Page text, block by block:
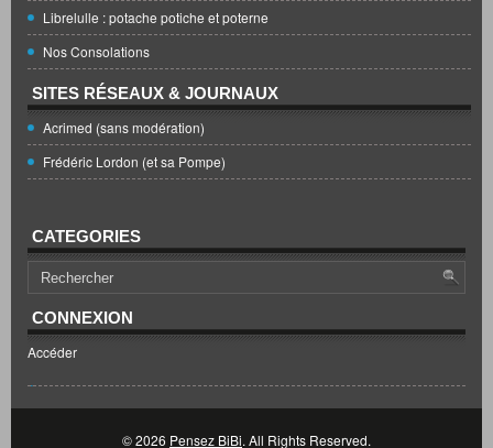
Librelulle : potache potiche et poterne
Nos Consolations
SITES RÉSEAUX & JOURNAUX
Acrimed (sans modération)
Frédéric Lordon (et sa Pompe)
CATEGORIES
CONNEXION
Accéder
© 2026 Pensez BiBi. All Rights Reserved.